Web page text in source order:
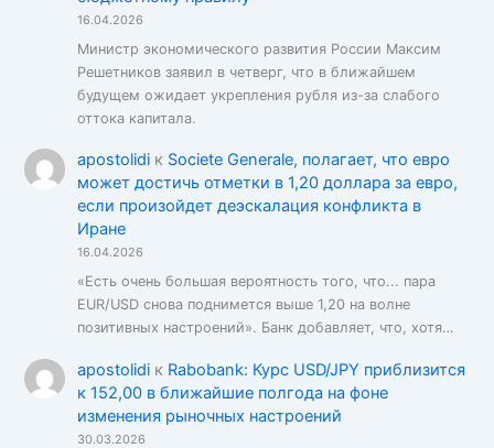
16.04.2026
Министр экономического развития России Максим
Решетников заявил в четверг, что в ближайшем
будущем ожидает укрепления рубля из-за слабого
оттока капитала.
apostolidiк Societe Generale, полагает, что евро
может достичь отметки в 1,20 доллара за евро,
если произойдет деэскалация конфликта в
Иране
16.04.2026
«Есть очень большая вероятность того, что... пара
EUR/USD снова поднимется выше 1,20 на волне
позитивных настроений». Банк добавляет, что, хотя…
apostolidiк Rabobank: Курс USD/JPY приблизится
к 152,00 в ближайшие полгода на фоне
изменения рыночных настроений
30.03.2026